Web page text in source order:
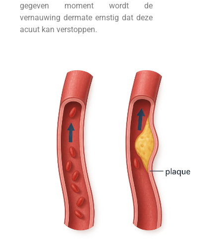
gegeven moment wordt de
vernauwing dermate ernstig dat deze
acuut kan verstoppen.